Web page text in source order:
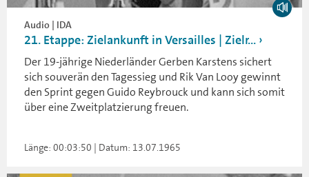
Audio | IDA
21. Etappe: Zielankunft in Versailles | Zielr...
Der 19-jährige Niederländer Gerben Karstens sichert
sich souverän den Tagessieg und Rik Van Looy gewinnt
den Sprint gegen Guido Reybrouck und kann sich somit
über eine Zweitplatzierung freuen.
Länge: 00:03:50 | Datum: 13.07.1965